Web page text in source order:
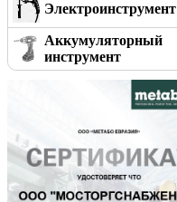
Электроинструмент
Аккумуляторный
инструмент